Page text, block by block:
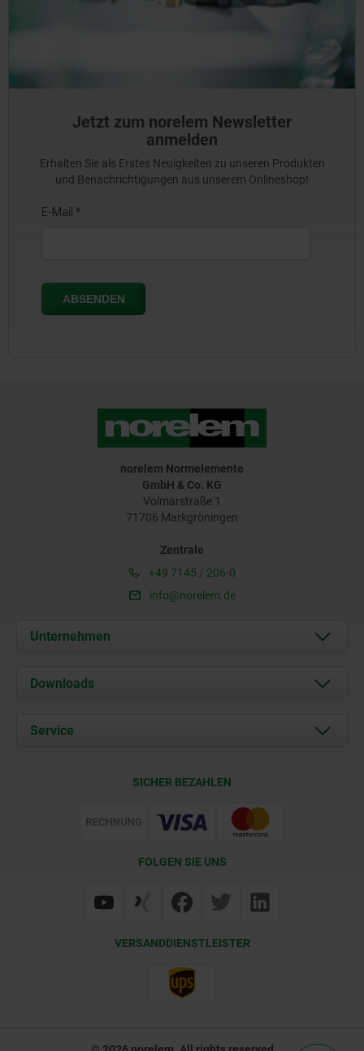
Jetzt zum norelem Newsletter
anmelden
Erhalten Sie als Erstes Neuigkeiten zu unseren Produkten
und Benachrichtigungen aus unserem Onlineshop!
norelem Normelemente
GmbH & Co. KG
Volmarstraße 1
71706 Markgröningen
Zentrale
+49 7145 / 206-0
info@norelem.de
Unternehmen
Über uns
Karriere
Downloads
Dokumente
Service
Web Support
SICHER BEZAHLEN
FOLGEN SIE UNS
VERSANDDIENSTLEISTER